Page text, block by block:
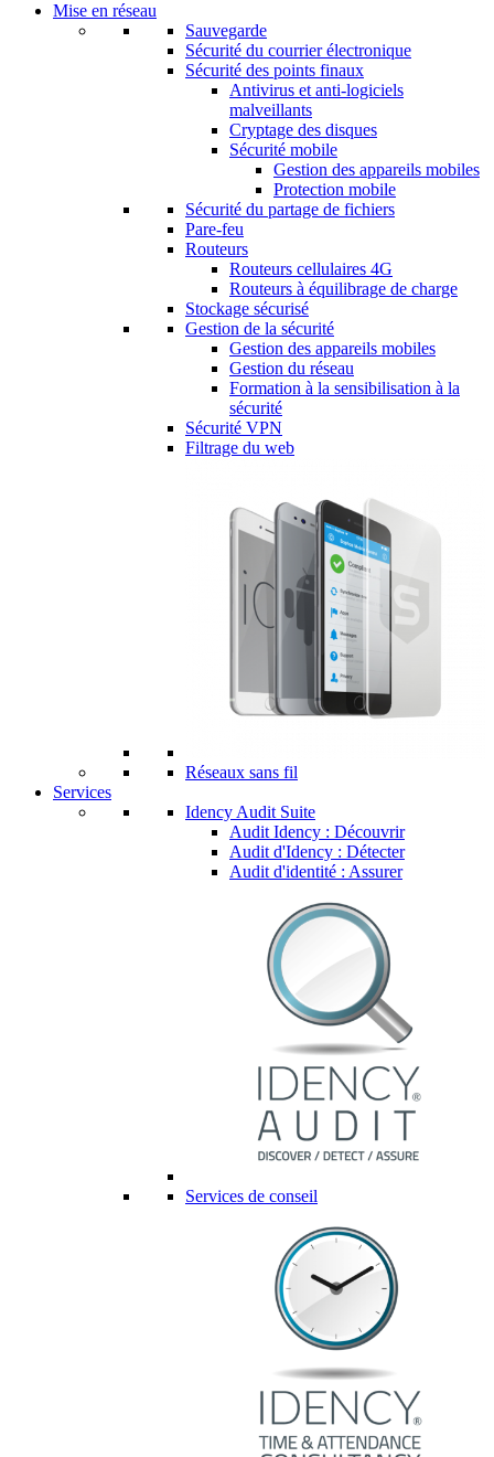
Mise en réseau
Sauvegarde
Sécurité du courrier électronique
Sécurité des points finaux
Antivirus et anti-logiciels
malveillants
Cryptage des disques
Sécurité mobile
Gestion des appareils mobiles
Protection mobile
Sécurité du partage de fichiers
Pare-feu
Routeurs
Routeurs cellulaires 4G
Routeurs à équilibrage de charge
Stockage sécurisé
Gestion de la sécurité
Gestion des appareils mobiles
Gestion du réseau
Formation à la sensibilisation à la
sécurité
Sécurité VPN
Filtrage du web
Réseaux sans fil
Services
Idency Audit Suite
Audit Idency : Découvrir
Audit d'Idency : Détecter
Audit d'identité : Assurer
Services de conseil